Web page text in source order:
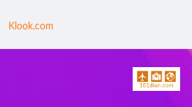
Klook.com